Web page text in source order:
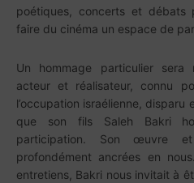
poétiques, concerts et débats
faire du cinéma un espace de
Un hommage particulier sera
acteur et réalisateur, connu
l’occupation israélienne,
que son fils Saleh Bakri
participation. Son œuvre
profondément ancrées en
entretiens, Bakri nous invitait à